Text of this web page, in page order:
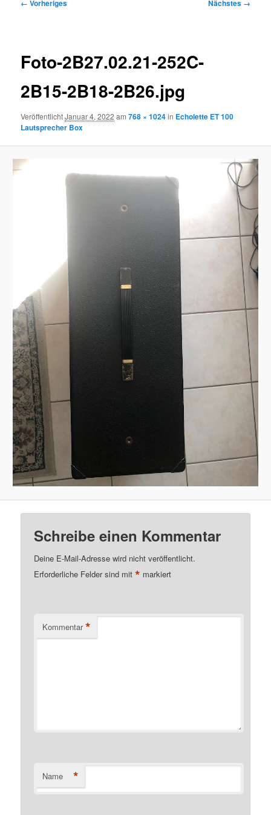
← Vorheriges Nächstes →
Foto-2B27.02.21-252C-
2B15-2B18-2B26.jpg
VeröffentlichtJanuar 4, 2022 am768 × 1024in Echolette ET 100
Lautsprecher Box
Schreibe einen Kommentar
Deine E-Mail-Adresse wird nicht veröffentlicht.
Erforderliche Felder sind mit* markiert
Kommentar *
Name *